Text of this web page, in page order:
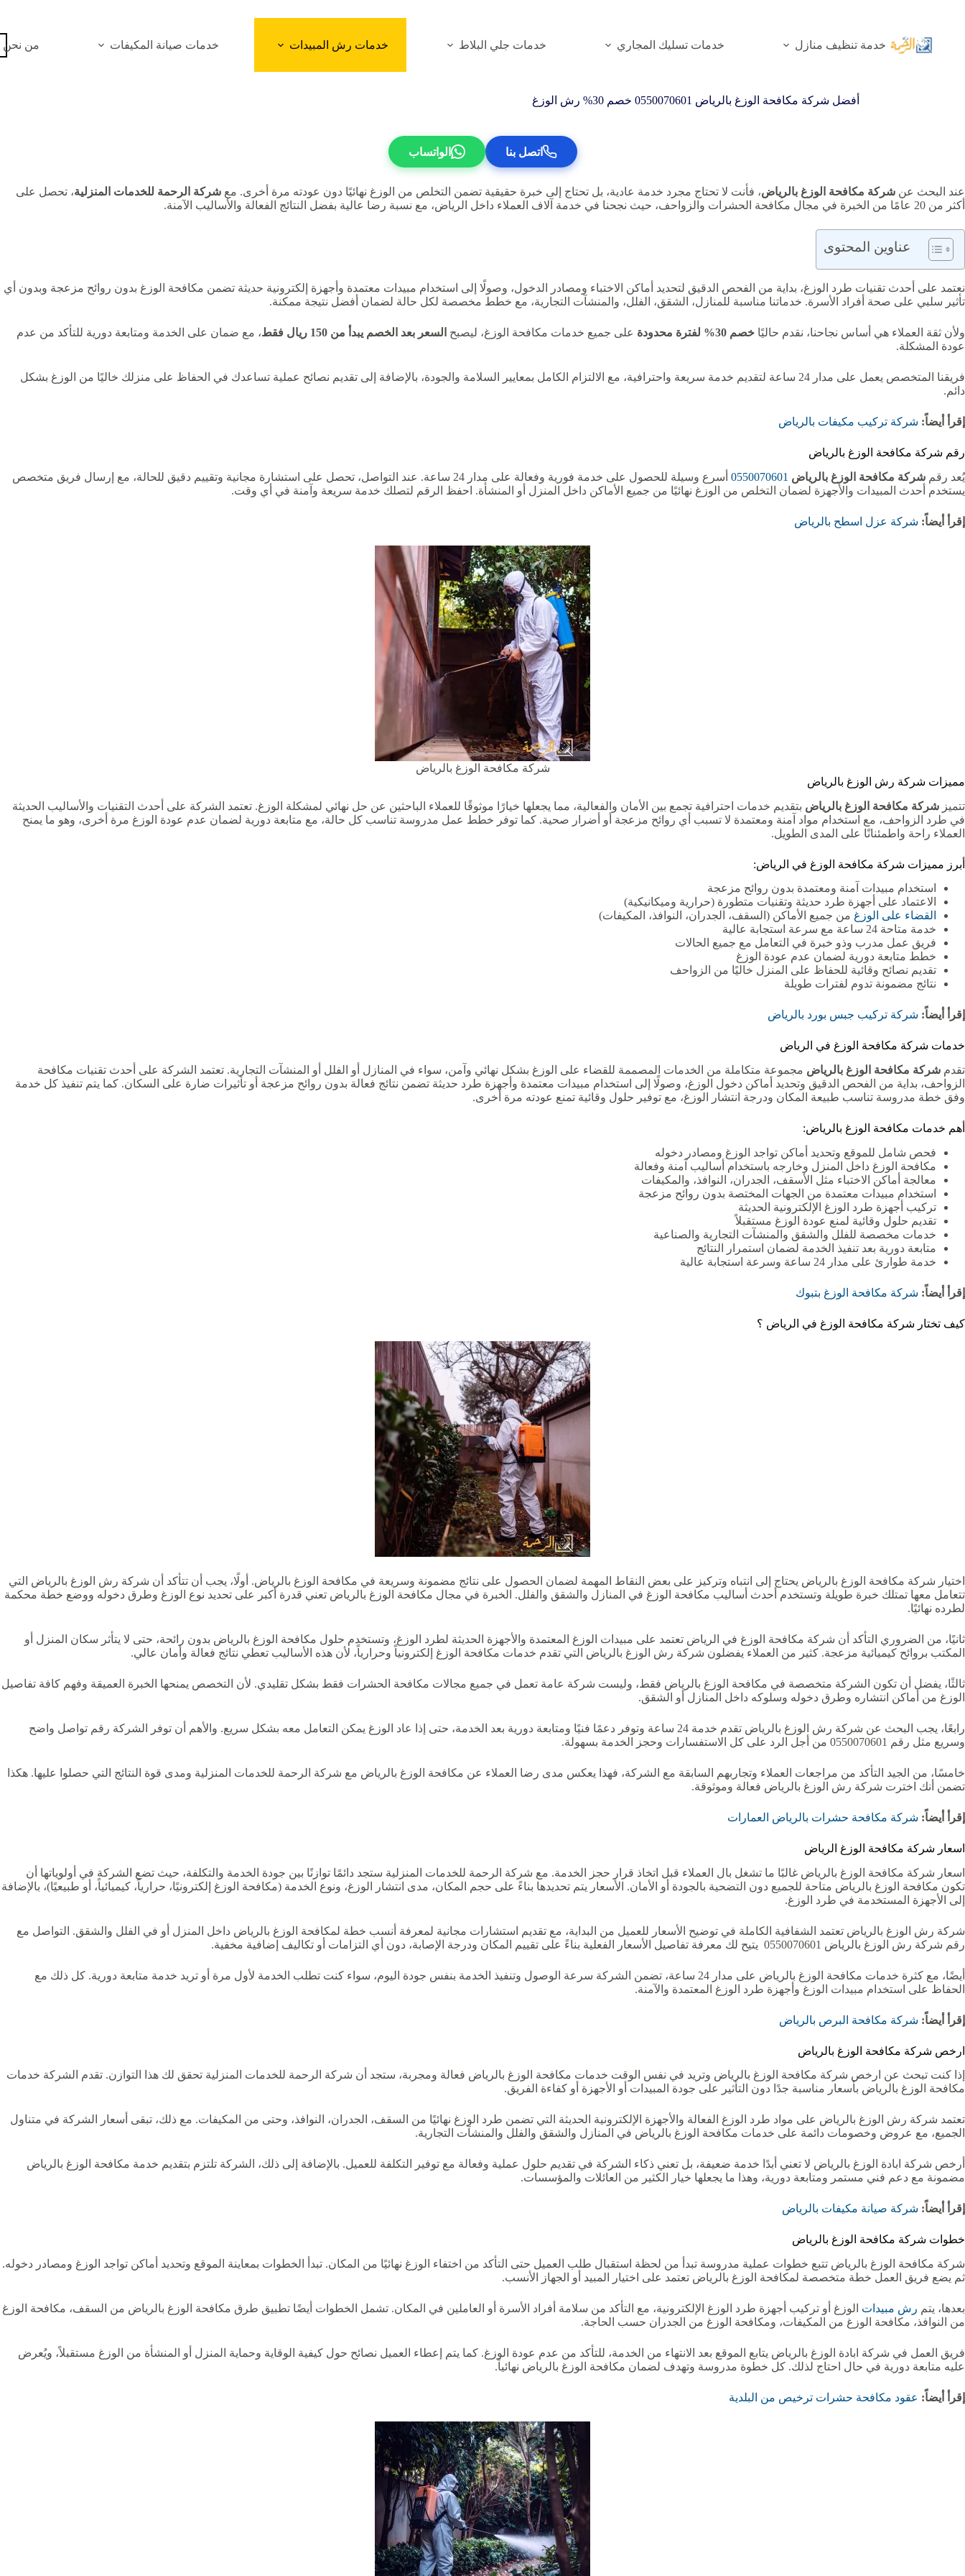
خدمة تنظيف منازل
خدمات تسليك المجاري خدمات جلي البلاط خدمات رش المبيدات خدمات صيانة المكيفات من نحن
أفضل شركة مكافحة الوزغ بالرياض 0550070601 خصم 30% رش الوزغ
اتصل بنا الواتساب
عند البحث عن شركة مكافحة الوزغ بالرياض، فأنت لا تحتاج مجرد خدمة عادية، بل تحتاج إلى خبرة حقيقية تضمن التخلص من الوزغ نهائيًا دون عودته مرة أخرى. مع شركة الرحمة للخدمات المنزلية، تحصل على
أكثر من 20 عامًا من الخبرة في مجال مكافحة الحشرات والزواحف، حيث نجحنا في خدمة آلاف العملاء داخل الرياض، مع نسبة رضا عالية بفضل النتائج الفعالة والأساليب الآمنة.
عناوين المحتوى
نعتمد على أحدث تقنيات طرد الوزغ، بداية من الفحص الدقيق لتحديد أماكن الاختباء ومصادر الدخول، وصولًا إلى استخدام مبيدات معتمدة وأجهزة إلكترونية حديثة تضمن مكافحة الوزغ بدون روائح مزعجة وبدون أي
تأثير سلبي على صحة أفراد الأسرة. خدماتنا مناسبة للمنازل، الشقق، الفلل، والمنشآت التجارية، مع خطط مخصصة لكل حالة لضمان أفضل نتيجة ممكنة.
ولأن ثقة العملاء هي أساس نجاحنا، نقدم حاليًا خصم 30% لفترة محدودة على جميع خدمات مكافحة الوزغ، ليصبح السعر بعد الخصم يبدأ من 150 ريال فقط
، مع ضمان على الخدمة ومتابعة دورية للتأكد من عدم
عودة المشكلة.
فريقنا المتخصص يعمل على مدار 24 ساعة لتقديم خدمة سريعة واحترافية، مع الالتزام الكامل بمعايير السلامة والجودة، بالإضافة إلى تقديم نصائح عملية تساعدك في الحفاظ على منزلك خاليًا من الوزغ بشكل
دائم.
إقرأ أيضاً: شركة تركيب مكيفات بالرياض
رقم شركة مكافحة الوزغ بالرياض
يُعد رقم شركة مكافحة الوزغ بالرياض 0550070601
أسرع وسيلة للحصول على خدمة فورية وفعالة على مدار 24 ساعة. عند التواصل، تحصل على استشارة مجانية وتقييم دقيق للحالة، مع إرسال فريق متخصص
يستخدم أحدث المبيدات والأجهزة لضمان التخلص من الوزغ نهائيًا من جميع الأماكن داخل المنزل أو المنشأة. احفظ الرقم لتصلك خدمة سريعة وآمنة في أي وقت.
إقرأ أيضاً: شركة عزل اسطح بالرياض
شركة مكافحة الوزغ بالرياض
مميزات شركة رش الوزغ بالرياض
تتميز شركة مكافحة الوزغ بالرياض بتقديم خدمات احترافية تجمع بين الأمان والفعالية، مما يجعلها خيارًا موثوقًا للعملاء الباحثين عن حل نهائي لمشكلة الوزغ. تعتمد الشركة على أحدث التقنيات والأساليب الحديثة
في طرد الزواحف، مع استخدام مواد آمنة ومعتمدة لا تسبب أي روائح مزعجة أو أضرار صحية. كما توفر خطط عمل مدروسة تناسب كل حالة، مع متابعة دورية لضمان عدم عودة الوزغ مرة أخرى، وهو ما يمنح
العملاء راحة واطمئنانًا على المدى الطويل.
أبرز مميزات شركة مكافحة الوزغ في الرياض:
استخدام مبيدات آمنة ومعتمدة بدون روائح مزعجة
الاعتماد على أجهزة طرد حديثة وتقنيات متطورة (حرارية وميكانيكية)
القضاء على الوزغ من جميع الأماكن (السقف، الجدران، النوافذ، المكيفات)
خدمة متاحة 24 ساعة مع سرعة استجابة عالية
فريق عمل مدرب وذو خبرة في التعامل مع جميع الحالات
خطط متابعة دورية لضمان عدم عودة الوزغ
تقديم نصائح وقائية للحفاظ على المنزل خاليًا من الزواحف
نتائج مضمونة تدوم لفترات طويلة
إقرأ أيضاً: شركة تركيب جبس بورد بالرياض
خدمات شركة مكافحة الوزغ في الرياض
تقدم شركة مكافحة الوزغ بالرياض مجموعة متكاملة من الخدمات المصممة للقضاء على الوزغ بشكل نهائي وآمن، سواء في المنازل أو الفلل أو المنشآت التجارية. تعتمد الشركة على أحدث تقنيات مكافحة
الزواحف، بداية من الفحص الدقيق وتحديد أماكن دخول الوزغ، وصولًا إلى استخدام مبيدات معتمدة وأجهزة طرد حديثة تضمن نتائج فعالة بدون روائح مزعجة أو تأثيرات ضارة على السكان. كما يتم تنفيذ كل خدمة
وفق خطة مدروسة تناسب طبيعة المكان ودرجة انتشار الوزغ، مع توفير حلول وقائية تمنع عودته مرة أخرى.
أهم خدمات مكافحة الوزغ بالرياض:
فحص شامل للموقع وتحديد أماكن تواجد الوزغ ومصادر دخوله
مكافحة الوزغ داخل المنزل وخارجه باستخدام أساليب آمنة وفعالة
معالجة أماكن الاختباء مثل الأسقف، الجدران، النوافذ، والمكيفات
استخدام مبيدات معتمدة من الجهات المختصة بدون روائح مزعجة
تركيب أجهزة طرد الوزغ الإلكترونية الحديثة
تقديم حلول وقائية لمنع عودة الوزغ مستقبلاً
خدمات مخصصة للفلل والشقق والمنشآت التجارية والصناعية
متابعة دورية بعد تنفيذ الخدمة لضمان استمرار النتائج
خدمة طوارئ على مدار 24 ساعة وسرعة استجابة عالية
إقرأ أيضاً: شركة مكافحة الوزغ بتبوك
كيف تختار شركة مكافحة الوزغ في الرياض ؟
اختيار شركة مكافحة الوزغ بالرياض يحتاج إلى انتباه وتركيز على بعض النقاط المهمة لضمان الحصول على نتائج مضمونة وسريعة في مكافحة الوزغ بالرياض. أولًا، يجب أن تتأكد أن شركة رش الوزغ بالرياض التي
تتعامل معها تمتلك خبرة طويلة وتستخدم أحدث أساليب مكافحة الوزغ في المنازل والشقق والفلل. الخبرة في مجال مكافحة الوزغ بالرياض تعني قدرة أكبر على تحديد نوع الوزغ وطرق دخوله ووضع خطة محكمة
لطرده نهائيًا.
ثانيًا، من الضروري التأكد أن شركة مكافحة الوزغ في الرياض تعتمد على مبيدات الوزغ المعتمدة والأجهزة الحديثة لطرد الوزغ، وتستخدم حلول مكافحة الوزغ بالرياض بدون رائحة، حتى لا يتأثر سكان المنزل أو
المكتب بروائح كيميائية مزعجة. كثير من العملاء يفضلون شركة رش الوزغ بالرياض التي تقدم خدمات مكافحة الوزغ إلكترونياً وحرارياً، لأن هذه الأساليب تعطي نتائج فعالة وأمان عالي.
ثالثًا، يفضل أن تكون الشركة متخصصة في مكافحة الوزغ بالرياض فقط، وليست شركة عامة تعمل في جميع مجالات مكافحة الحشرات فقط بشكل تقليدي. لأن التخصص يمنحها الخبرة العميقة وفهم كافة تفاصيل
الوزغ من أماكن انتشاره وطرق دخوله وسلوكه داخل المنازل أو الشقق.
رابعًا، يجب البحث عن شركة رش الوزغ بالرياض تقدم خدمة 24 ساعة وتوفر دعمًا فنيًا ومتابعة دورية بعد الخدمة، حتى إذا عاد الوزغ يمكن التعامل معه بشكل سريع. والأهم أن توفر الشركة رقم تواصل واضح
وسريع مثل رقم 0550070601 من أجل الرد على كل الاستفسارات وحجز الخدمة بسهولة.
خامسًا، من الجيد التأكد من مراجعات العملاء وتجاربهم السابقة مع الشركة، فهذا يعكس مدى رضا العملاء عن مكافحة الوزغ بالرياض مع شركة الرحمة للخدمات المنزلية ومدى قوة النتائج التي حصلوا عليها. هكذا
تضمن أنك اخترت شركة رش الوزغ بالرياض فعالة وموثوقة.
إقرأ أيضاً: شركة مكافحة حشرات بالرياض العمارات
اسعار شركة مكافحة الوزغ الرياض
اسعار شركة مكافحة الوزغ بالرياض غالبًا ما تشغل بال العملاء قبل اتخاذ قرار حجز الخدمة. مع شركة الرحمة للخدمات المنزلية ستجد دائمًا توازنًا بين جودة الخدمة والتكلفة، حيث تضع الشركة في أولوياتها أن
تكون مكافحة الوزغ بالرياض متاحة للجميع دون التضحية بالجودة أو الأمان. الأسعار يتم تحديدها بناءً على حجم المكان، مدى انتشار الوزغ، ونوع الخدمة (مكافحة الوزغ إلكترونيًا، حرارياً، كيميائياً، أو طبيعيًا)، بالإضافة
إلى الأجهزة المستخدمة في طرد الوزغ.
شركة رش الوزغ بالرياض تعتمد الشفافية الكاملة في توضيح الأسعار للعميل من البداية، مع تقديم استشارات مجانية لمعرفة أنسب خطة لمكافحة الوزغ بالرياض داخل المنزل أو في الفلل والشقق. التواصل مع
رقم شركة رش الوزغ بالرياض 0550070601 يتيح لك معرفة تفاصيل الأسعار الفعلية بناءً على تقييم المكان ودرجة الإصابة، دون أي التزامات أو تكاليف إضافية مخفية.
أيضًا، مع كثرة خدمات مكافحة الوزغ بالرياض على مدار 24 ساعة، تضمن الشركة سرعة الوصول وتنفيذ الخدمة بنفس جودة اليوم، سواء كنت تطلب الخدمة لأول مرة أو تريد خدمة متابعة دورية. كل ذلك مع
الحفاظ على استخدام مبيدات الوزغ وأجهزة طرد الوزغ المعتمدة والآمنة.
إقرأ أيضاً: شركة مكافحة البرص بالرياض
ارخص شركة مكافحة الوزغ بالرياض
إذا كنت تبحث عن ارخص شركة مكافحة الوزغ بالرياض وتريد في نفس الوقت خدمات مكافحة الوزغ بالرياض فعالة ومجربة، ستجد أن شركة الرحمة للخدمات المنزلية تحقق لك هذا التوازن. تقدم الشركة خدمات
مكافحة الوزغ بالرياض بأسعار مناسبة جدًا دون التأثير على جودة المبيدات أو الأجهزة أو كفاءة الفريق.
تعتمد شركة رش الوزغ بالرياض على مواد طرد الوزغ الفعالة والأجهزة الإلكترونية الحديثة التي تضمن طرد الوزغ نهائيًا من السقف، الجدران، النوافذ، وحتى من المكيفات. مع ذلك، تبقى أسعار الشركة في متناول
الجميع، مع عروض وخصومات دائمة على خدمات مكافحة الوزغ بالرياض في المنازل والشقق والفلل والمنشآت التجارية.
أرخص شركة ابادة الوزغ بالرياض لا تعني أبدًا خدمة ضعيفة، بل تعني ذكاء الشركة في تقديم حلول عملية وفعالة مع توفير التكلفة للعميل. بالإضافة إلى ذلك، الشركة تلتزم بتقديم خدمة مكافحة الوزغ بالرياض
مضمونة مع دعم فني مستمر ومتابعة دورية، وهذا ما يجعلها خيار الكثير من العائلات والمؤسسات.
إقرأ أيضاً: شركة صيانة مكيفات بالرياض
خطوات شركة مكافحة الوزغ بالرياض
شركة مكافحة الوزغ بالرياض تتبع خطوات عملية مدروسة تبدأ من لحظة استقبال طلب العميل حتى التأكد من اختفاء الوزغ نهائيًا من المكان. تبدأ الخطوات بمعاينة الموقع وتحديد أماكن تواجد الوزغ ومصادر دخوله.
ثم يضع فريق العمل خطة متخصصة لمكافحة الوزغ بالرياض تعتمد على اختيار المبيد أو الجهاز الأنسب.
بعدها، يتم رش مبيدات الوزغ أو تركيب أجهزة طرد الوزغ الإلكترونية، مع التأكد من سلامة أفراد الأسرة أو العاملين في المكان. تشمل الخطوات أيضًا تطبيق طرق مكافحة الوزغ بالرياض من السقف، مكافحة الوزغ
من النوافذ، مكافحة الوزغ من المكيفات، ومكافحة الوزغ من الجدران حسب الحاجة.
فريق العمل في شركة ابادة الوزغ بالرياض يتابع الموقع بعد الانتهاء من الخدمة، للتأكد من عدم عودة الوزغ. كما يتم إعطاء العميل نصائح حول كيفية الوقاية وحماية المنزل أو المنشأة من الوزغ مستقبلاً، ويُعرض
عليه متابعة دورية في حال احتاج لذلك. كل خطوة مدروسة وتهدف لضمان مكافحة الوزغ بالرياض نهائياً.
إقرأ أيضاً: عقود مكافحة حشرات ترخيص من البلدية